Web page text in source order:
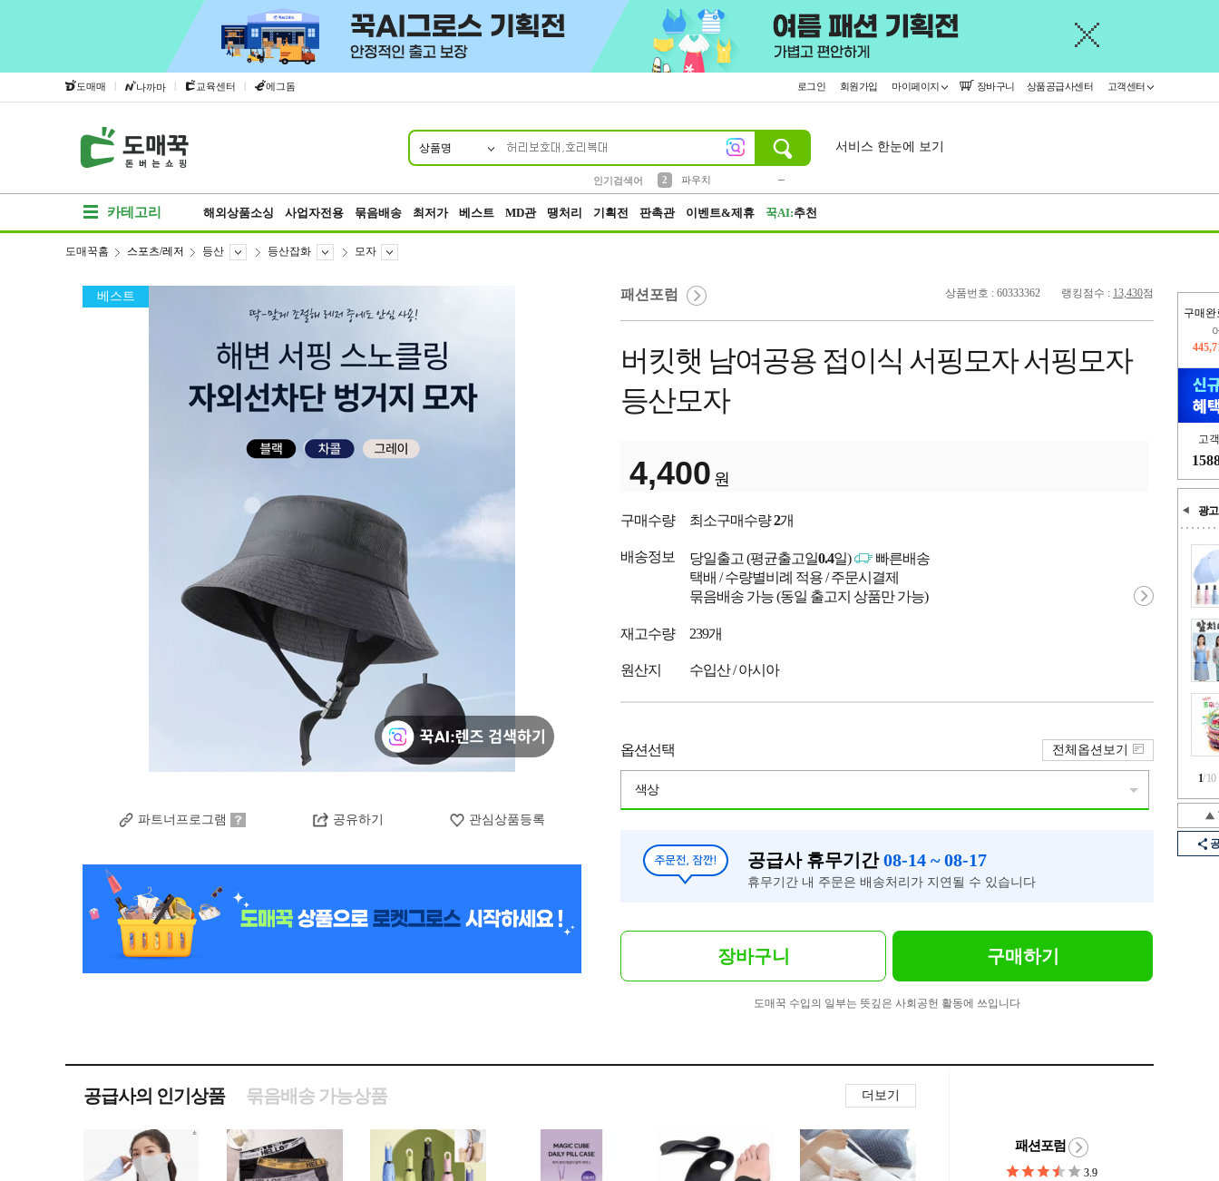
도매매 | 나까마 | 교육센터 | 에그돔 로그인 회원가입 마이페이지 장바구니 상품공급사센터 고객센터
상품명
인기검색어
2
파우치
서비스 한눈에 보기
카테고리 해외상품소싱 사업자전용 묶음배송 최저가 베스트 MD관 땡처리 기획전 판촉관 이벤트&제휴 꾹AI:추천
구매완
오
고
광고
1/10
도매꾹홈 스포츠/레저 등산 등산잡화 모자
베스트
파트너프로그램 공유하기 관심상품등록
상품번호 : 60333362 랭킹점수 : 13,430점
패션포럼
버킷햇 남여공용 접이식 서핑모자 서핑모자
등산모자
4,400 원
구매수량 최소구매수량2개
배송정보 당일출고 (평균출고일0.4일)
빠른배송
택배 / 수량별비례 적용 / 주문시결제
묶음배송 가능 (동일 출고지 상품만 가능)
재고수량 239개
원산지 수입산 / 아시아
옵션선택
색상
전체옵션보기
공급사 휴무기간08-14 ~ 08-17
휴무기간 내 주문은 배송처리가 지연될 수 있습니다
장바구니 구매하기
도매꾹 수입의 일부는 뜻깊은 사회공헌 활동에 쓰입니다
공급사의 인기상품 더보기
묶음배송 가능상품
패션포럼
3.9